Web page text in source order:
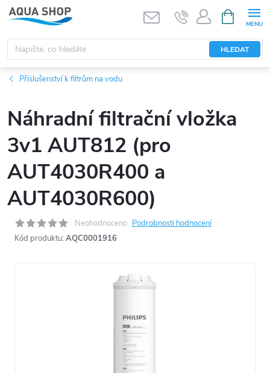
Přejít
na
obsah
HLEDAT
NÁKUPNÍ
KOŠÍK
Příslušenství k filtrům na vodu
Náhradní filtrační vložka
3v1 AUT812 (pro
AUT4030R400 a
AUT4030R600)
Neohodnoceno Podrobnosti hodnocení
Kód produktu: AQC0001916